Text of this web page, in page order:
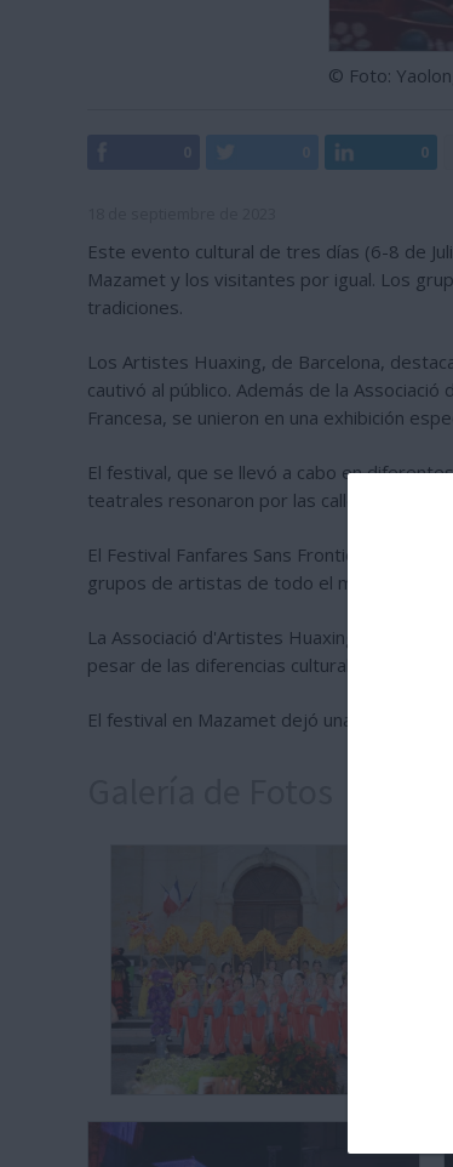
© Foto:
0
Este evento cultural de tres días (6-8 de
Mazamet y los visitantes por igual. Los
tradiciones.
Los Artistes Huaxing, de Barcelona,
cautivó al público. Además de la
Francesa, se unieron en una exhibición
El festival, que se llevó a cabo en
teatrales resonaron por las calles
El Festival Fanfares Sans Frontières no
grupos de artistas de todo el mundo
La Associació d'Artistes Huaxing y otros
pesar de las diferencias culturales.
El festival en Mazamet dejó una impresión